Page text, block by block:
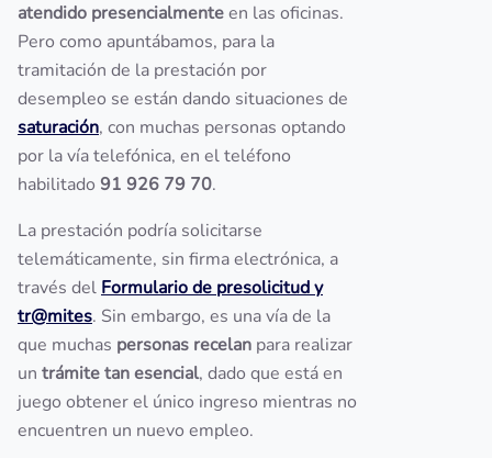
atendido presencialmenteen las oficinas.
Pero como apuntábamos, para la
tramitación de la prestación por
desempleo se están dando situaciones de
saturación, con muchas personas optando
por la vía telefónica, en el teléfono
habilitado 91 926 79 70.
La prestación podría solicitarse
telemáticamente, sin firma electrónica, a
través del Formulario de presolicitud y
tr@mites. Sin embargo, es una vía de la
que muchas personas recelan para realizar
un trámite tan esencial, dado que está en
juego obtener el único ingreso mientras no
encuentren un nuevo empleo.